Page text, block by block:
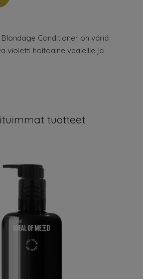
Conditioner on väriä
violetti hoitoaine vaaleille ja
tuotteet